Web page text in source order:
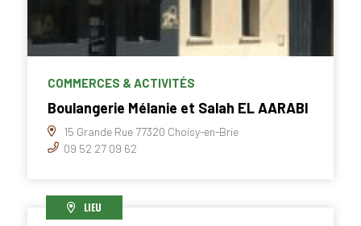
COMMERCES & ACTIVITÉS
Boulangerie Mélanie et Salah EL AARABI
15 Grande Rue 77320 Choisy-en-Brie
09 52 27 09 62
LIEU